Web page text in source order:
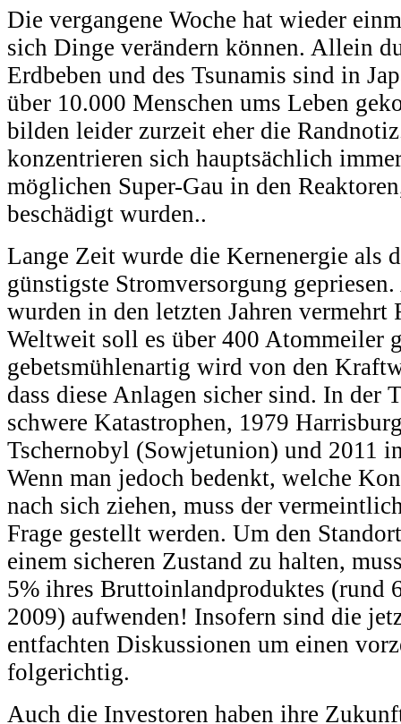
Die vergangene Woche hat wieder
sich Dinge verändern können. Allein
Erdbeben und des Tsunamis sind in
über 10.000 Menschen ums Leben
bilden leider zurzeit eher die
konzentrieren sich hauptsächlich
möglichen Super-Gau in den
beschädigt wurden..
Lange Zeit wurde die Kernenergie als
günstigste Stromversorgung
wurden in den letzten Jahren vermehrt
Weltweit soll es über 400 Atommeiler
gebetsmühlenartig wird von den
dass diese Anlagen sicher sind. In der
schwere Katastrophen, 1979
Tschernobyl (Sowjetunion) und 2011
Wenn man jedoch bedenkt, welche
nach sich ziehen, muss der
Frage gestellt werden. Um den
einem sicheren Zustand zu halten,
5% ihres Bruttoinlandproduktes (rund
2009) aufwenden! Insofern sind die
entfachten Diskussionen um einen
folgerichtig.
Auch die Investoren haben ihre